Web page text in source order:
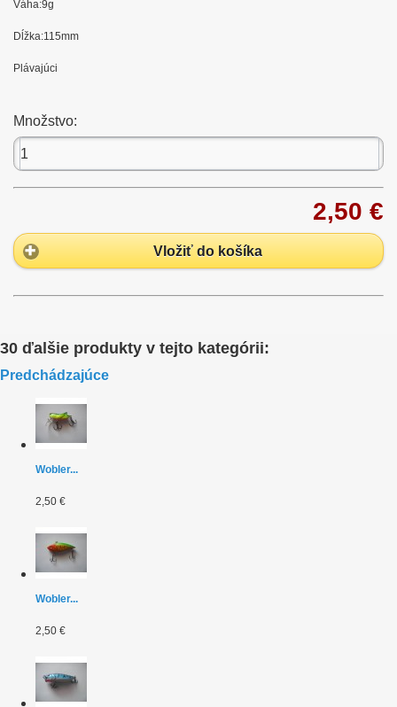
Váha:9g
Dĺžka:115mm
Plávajúci
Množstvo:
2,50 €
Vložiť do košíka
30 ďalšie produkty v tejto kategórii:
Predchádzajúce
Wobler...
2,50 €
Wobler...
2,50 €